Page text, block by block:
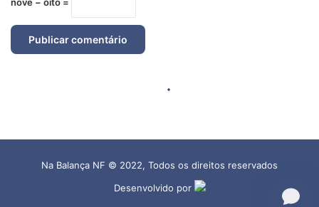
Na Balança NF © 2022, Todos os direitos reservados
Desenvolvido por